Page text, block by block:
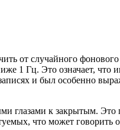
от случайного
1 Гц. Это означает, что
и был особенно
глазами к закрытым. Это
что может говорить